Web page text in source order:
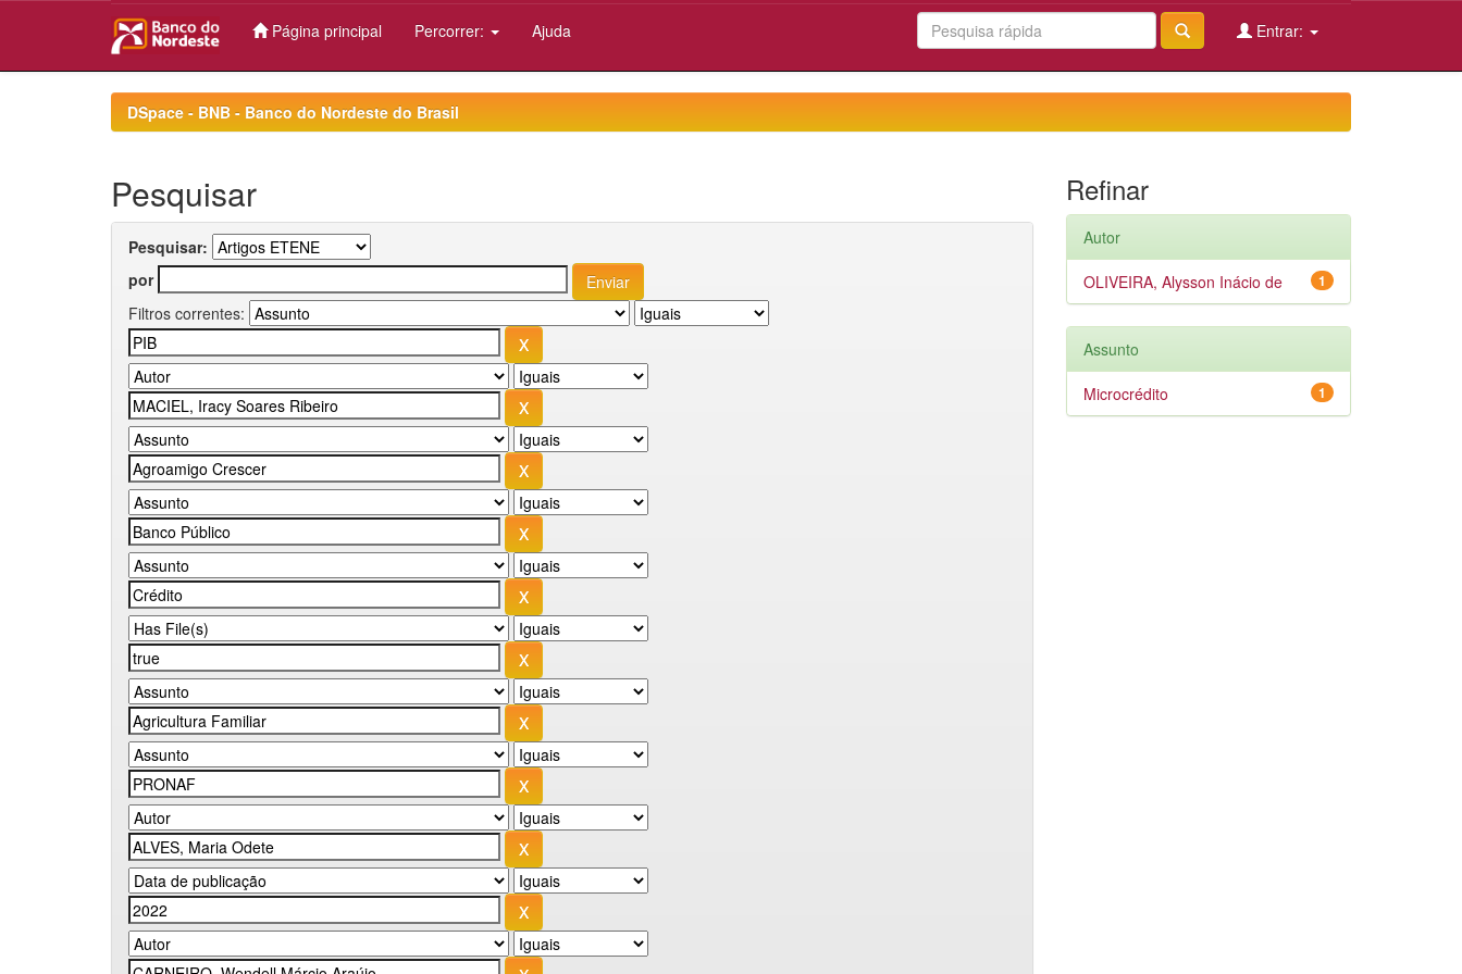
Página principal Percorrer: Ajuda Entrar:
DSpace - BNB - Banco do Nordeste do Brasil
Pesquisar
Pesquisar:
por
Filtros correntes:
Refinar
Autor
1
OLIVEIRA, Alysson Inácio de
Assunto
1
Microcrédito